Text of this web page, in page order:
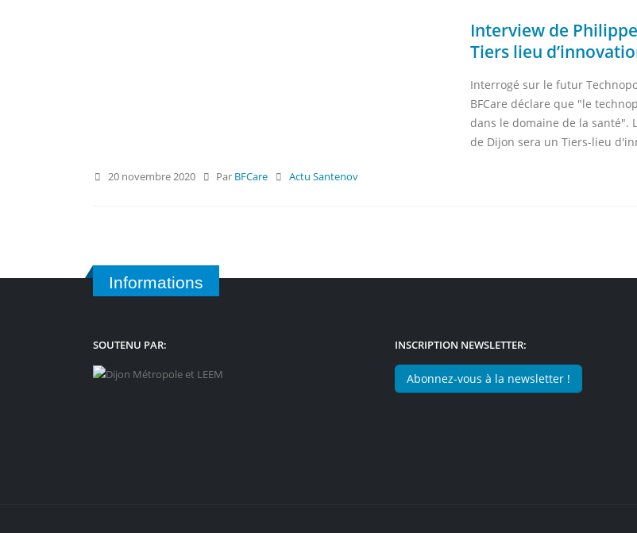
Interview de
Tiers lieu
Interrogé sur le futur
BFCare déclare que "le
dans le domaine de la santé".
de Dijon sera un Tiers-lieu
20 novembre 2020 Par BFCare Actu Santenov
Informations
SOUTENU PAR: INSCRIPTION NEWSLETTER:
Abonnez-vous à la newsletter !